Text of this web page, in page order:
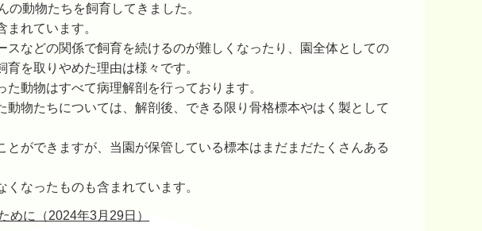
動物たちを飼育してきました。
れています。
スなどの関係で飼育を続けるのが難しくなったり、園全体としての
を取りやめた理由は様々です。
動物はすべて病理解剖を行っております。
物たちについては、解剖後、できる限り骨格標本やはく製として
ができますが、当園が保管している標本はまだまだたくさんある
なったものも含まれています。
に（2024年3月29日）